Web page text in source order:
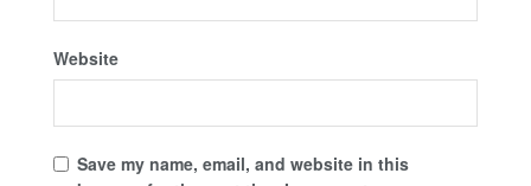
Website
Save my name, email, and website in this